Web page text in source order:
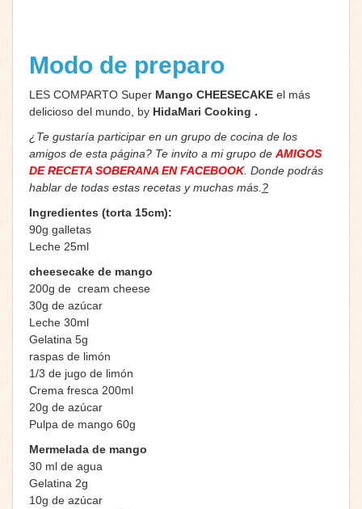
Modo de preparo
LES COMPARTO Super Mango CHEESECAKE el más
delicioso del mundo, by HidaMari Cooking .
¿Te gustaría participar en un grupo de cocina de los
amigos de esta página? Te invito a mi grupo de AMIGOS
DE RECETA SOBERANA EN FACEBOOK. Donde podrás
hablar de todas estas recetas y muchas más. ?
Ingredientes (torta 15cm):
90g galletas
Leche 25ml
cheesecake de mango
200g de cream cheese
30g de azúcar
Leche 30ml
Gelatina 5g
raspas de limón
1/3 de jugo de limón
Crema fresca 200ml
20g de azúcar
Pulpa de mango 60g
Mermelada de mango
30 ml de agua
Gelatina 2g
10g de azúcar